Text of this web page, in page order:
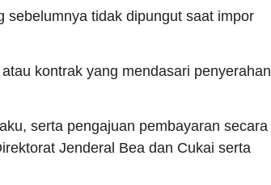
sebelumnya tidak dipungut saat impor
kontrak yang mendasari penyerahan
serta pengajuan pembayaran secara
Jenderal Bea dan Cukai serta